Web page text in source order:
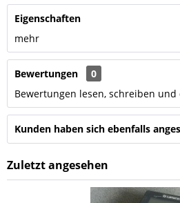
Eigenschaften
mehr
Bewertungen
0
Bewertungen lesen, schreiben
Kunden haben sich ebenfalls
Zuletzt angesehen